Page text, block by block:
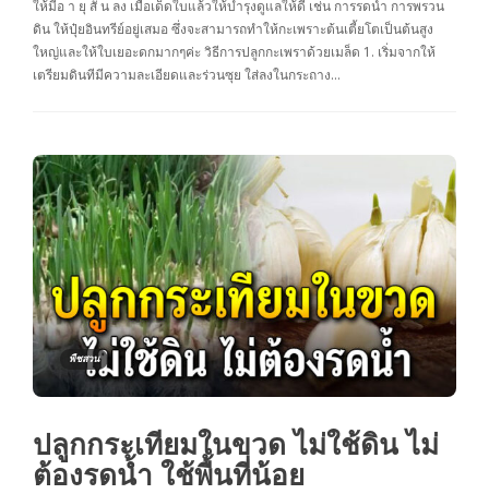
ให้มีอ า ยุ สั้ น ลง เมื่อเด็ดใบแล้วให้บำรุงดูแลให้ดี เช่น การรดน้ำ การพรวน
ดิน ให้ปุ๋ยอินทรีย์อยู่เสมอ ซึ่งจะสามารถทำให้กะเพราะต้นเตี้ยโตเป็นต้นสูง
ใหญ่และให้ใบเยอะดกมากๆค่ะ วิธีการปลูกกะเพราด้วยเมล็ด 1. เริ่มจากให้
เตรียมดินทีมีความละเอียดและร่วนซุย ใส่ลงในกระถาง…
พืชสวน
ปลูกกระเทียมในขวด ไม่ใช้ดิน ไม่
ต้องรดน้ำ ใช้พื้นที่น้อย